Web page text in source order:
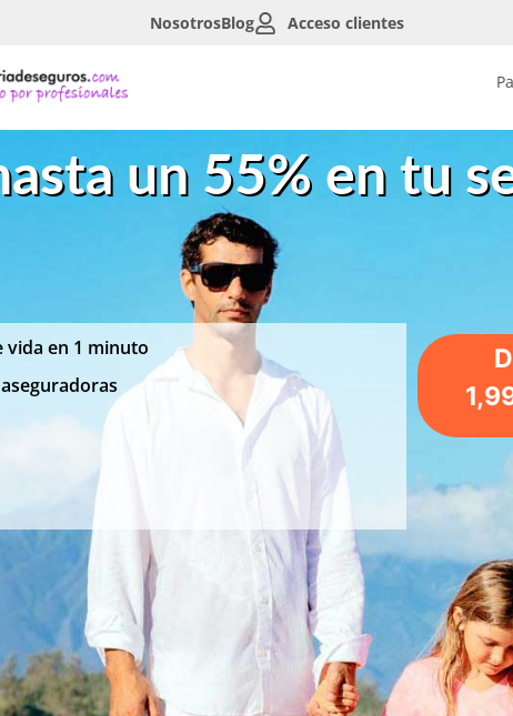
NosotrosBlog Acceso clientes
un 55% en tu
vida en 1 minuto